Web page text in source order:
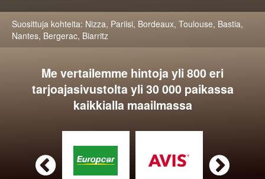
Suosittuja kohteita: Nizza, Pariisi, Bordeaux, Toulouse, Bastia,
Nantes, Bergerac, Biarritz
Me vertailemme hintoja yli 800 eri
tarjoajasivustolta yli 30 000 paikassa
kaikkialla maailmassa
 